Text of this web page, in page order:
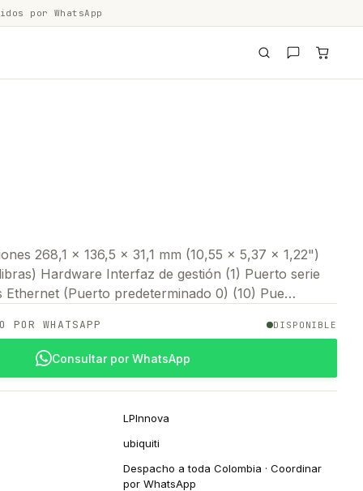
por WhatsApp
268,1 x 136,5 x 31,1 mm (10,55 x 5,37 x 1,22")
Hardware Interfaz de gestión (1) Puerto serie
Ethernet (Puerto predeterminado 0) (10) Pue…
POR WHATSAPP DISPONIBLE
Consultar por WhatsApp
LPInnova
ubiquiti
Despacho a toda Colombia · Coordinar
por WhatsApp